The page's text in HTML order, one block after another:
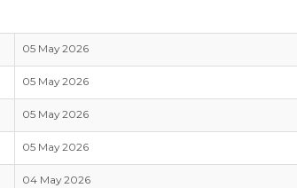
05 May 2026
05 May 2026
05 May 2026
05 May 2026
04 May 2026